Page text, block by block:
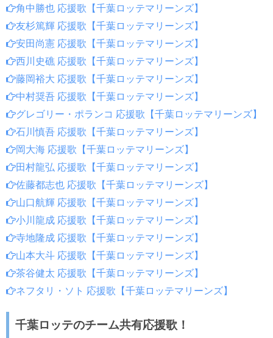
角中勝也 応援歌【千葉ロッテマリーンズ】
友杉篤輝 応援歌【千葉ロッテマリーンズ】
安田尚憲 応援歌【千葉ロッテマリーンズ】
西川史礁 応援歌【千葉ロッテマリーンズ】
藤岡裕大 応援歌【千葉ロッテマリーンズ】
中村奨吾 応援歌【千葉ロッテマリーンズ】
グレゴリー・ポランコ 応援歌【千葉ロッテマリーンズ】
石川慎吾 応援歌【千葉ロッテマリーンズ】
岡大海 応援歌【千葉ロッテマリーンズ】
田村龍弘 応援歌【千葉ロッテマリーンズ】
佐藤都志也 応援歌【千葉ロッテマリーンズ】
山口航輝 応援歌【千葉ロッテマリーンズ】
小川龍成 応援歌【千葉ロッテマリーンズ】
寺地隆成 応援歌【千葉ロッテマリーンズ】
山本大斗 応援歌【千葉ロッテマリーンズ】
茶谷健太 応援歌【千葉ロッテマリーンズ】
ネフタリ・ソト 応援歌【千葉ロッテマリーンズ】
千葉ロッテのチーム共有応援歌！